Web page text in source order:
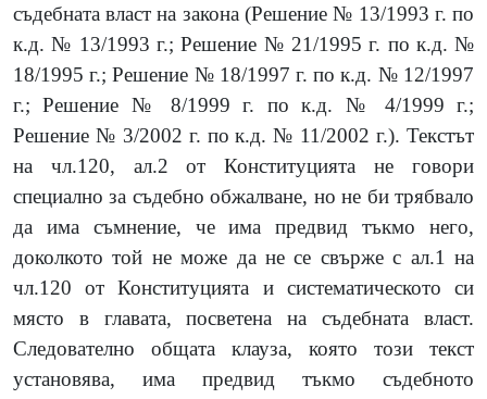
съдебната власт на закона (Решение № 13/1993 г. по
к.д. № 13/1993 г.; Решение № 21/1995 г. по к.д. №
18/1995 г.; Решение № 18/1997 г. по к.д. № 12/1997
г.; Решение № 8/1999 г. по к.д. № 4/1999 г.;
Решение № 3/2002 г. по к.д. № 11/2002 г.). Текстът
на чл.120, ал.2 от Конституцията не говори
специално за съдебно обжалване, но не би трябвало
да има съмнение, че има предвид тъкмо него,
доколкото той не може да не се свърже с ал.1 на
чл.120 от Конституцията и систематическото си
място в главата, посветена на съдебната власт.
Следователно общата клауза, която този текст
установява, има предвид тъкмо съдебното